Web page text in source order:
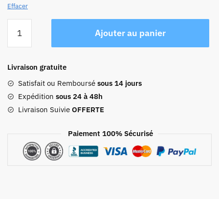
Effacer
Sac
Dos
Cuir
Homme
Marco
Ajouter au panier
Livraison gratuite
Satisfait ou Remboursé sous 14 jours
Expédition sous 24 à 48h
Livraison Suivie OFFERTE
Paiement 100% Sécurisé